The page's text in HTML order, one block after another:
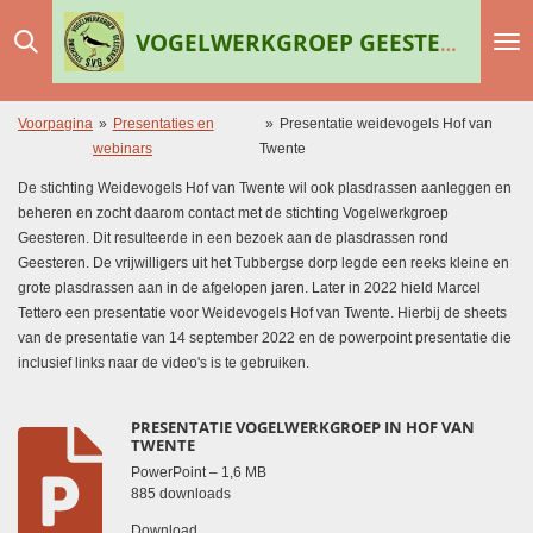
direct
de
hoofdinhoud
VOGELWERKGROEP GEESTEREN
Voorpagina » Presentaties en
webinars
» Presentatie weidevogels Hof van
Twente
De stichting Weidevogels Hof van Twente wil ook plasdrassen aanleggen en
beheren en zocht daarom contact met de stichting Vogelwerkgroep
Geesteren. Dit resulteerde in een bezoek aan de plasdrassen rond
Geesteren. De vrijwilligers uit het Tubbergse dorp legde een reeks kleine en
grote plasdrassen aan in de afgelopen jaren. Later in 2022 hield Marcel
Tettero een presentatie voor Weidevogels Hof van Twente. Hierbij de sheets
van de presentatie van 14 september 2022 en de powerpoint presentatie die
inclusief links naar de video's is te gebruiken.
PRESENTATIE VOGELWERKGROEP IN HOF VAN
TWENTE
PowerPoint – 1,6 MB
885 downloads